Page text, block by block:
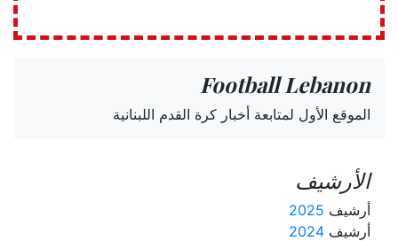
Football Lebanon
الموقع الأول لمتابعة أخبار كرة القدم اللبنانية
الأرشيف
أرشيف 2025
أرشيف 2024